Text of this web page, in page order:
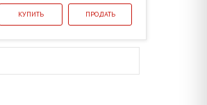
КУПИТЬ ПРОДАТЬ